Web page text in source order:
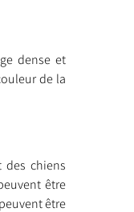
dense et
de la
des chiens
être
être